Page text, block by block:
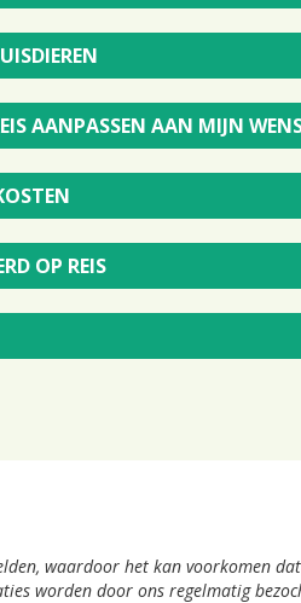
AANPASSEN AAN MIJN
OP REIS
waardoor het kan voorkomen
worden door ons regelmatig